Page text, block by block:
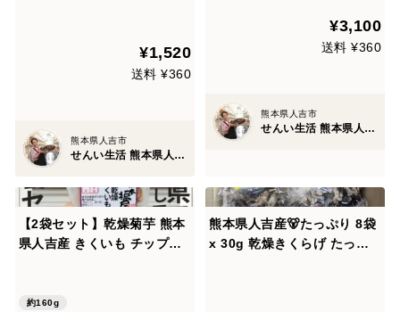
¥1,520
送料 ¥360
熊本県人吉市
せんい生活 熊本県人吉市
¥3,100
送料 ¥360
熊本県人吉市
せんい生活 熊本県人吉市
【2袋セット】乾燥菊芋 熊本
県人吉産 きくいも チップ・
約160g
熊本県人吉産🐻たっぷり 8袋
x 30g 乾燥きくらげ たっぷ